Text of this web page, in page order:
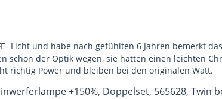
Licht und habe nach gefühlten 6 Jahren bemerkt
schon der Optik wegen, sie hatten einen leichten
richtig Power und bleiben bei den originalen Watt.
+150%, Doppelset, 565628, Twin